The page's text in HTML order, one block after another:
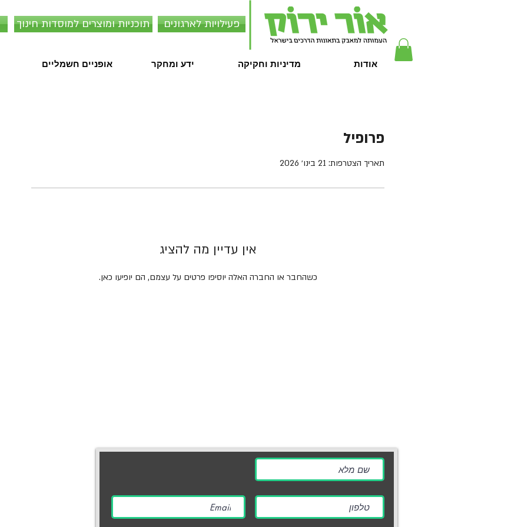
תוכניות ומוצרים למוסדות חינוך פעילויות לארגונים
אודות מדיניות וחקיקה ידע ומחקר אופניים חשמליים
פרופיל
תאריך הצטרפות: 21 בינו׳ 2026
אין עדיין מה להציג
כשהחבר או החברה האלה יוסיפו פרטים על עצמם, הם יופיעו כאן.